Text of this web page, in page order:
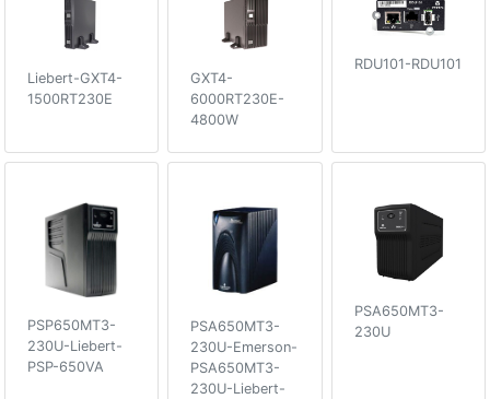
Liebert-GXT4-
1500RT230E
GXT4-
6000RT230E-
4800W
RDU101-RDU101
PSP650MT3-
230U-Liebert-
PSP-650VA
PSA650MT3-
230U-Emerson-
PSA650MT3-
230U-Liebert-
PSA650MT3-
230U